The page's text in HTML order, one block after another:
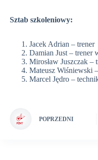
Sztab szkoleniowy:
Jacek Adrian – trener
Damian Just – trener
Mirosław Juszczak –
Mateusz Wiśniewski
Marcel Jędro –
POPRZEDNI